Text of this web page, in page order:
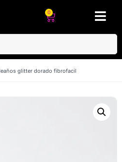
0
glitter dorado fibrofacil